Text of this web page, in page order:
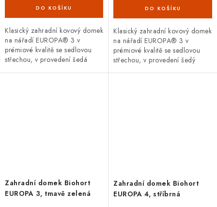
Klasický zahradní kovový domek
na nářadí EUROPA® 3 v
prémiové kvalitě se sedlovou
střechou, v provedení šedá
Klasický zahradní kovový domek
na nářadí EUROPA® 3 v
prémiové kvalitě se sedlovou
střechou, v provedení šedý
Zahradní domek Biohort
EUROPA 3, tmavě zelená
Zahradní domek Biohort
EUROPA 4, stříbrná